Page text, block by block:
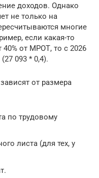
доходов. Однако
не только на
многие
если какая-то
от МРОТ, то с 2026
093 * 0,4).
от размера
по трудовому
листа (для тех, у